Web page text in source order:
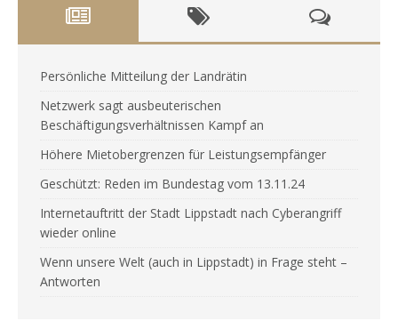
Persönliche Mitteilung der Landrätin
Netzwerk sagt ausbeuterischen
Beschäftigungsverhältnissen Kampf an
Höhere Mietobergrenzen für Leistungsempfänger
Geschützt: Reden im Bundestag vom 13.11.24
Internetauftritt der Stadt Lippstadt nach Cyberangriff
wieder online
Wenn unsere Welt (auch in Lippstadt) in Frage steht –
Antworten